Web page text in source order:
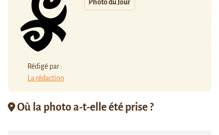
Rédigé par :
La rédaction
Photo du Jour
Où la photo a-t-elle été prise ?